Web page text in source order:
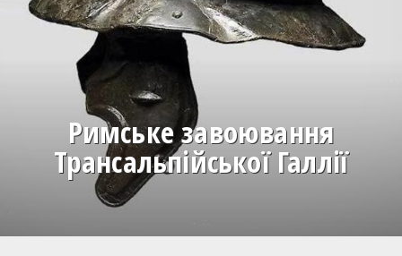
Римське завоювання
Трансальпійської Галлії